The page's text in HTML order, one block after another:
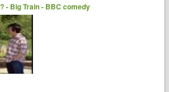
- Big Train - BBC comedy